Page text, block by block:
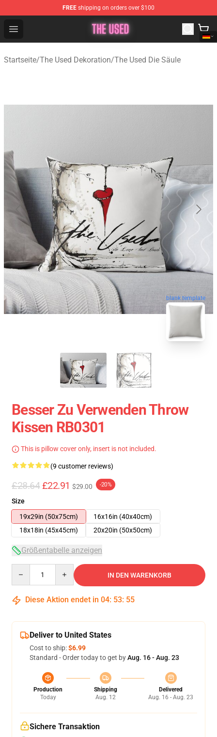
FREE shipping on orders over $100
Open menu
The Used Store - Official The Used Merchandise Shop
Startseite/The Used Dekoration/The Used Die Säule
blank template
Besser Zu Verwenden Throw
Kissen RB0301
This is pillow cover only, insert is not included.
(9 customer reviews)
£28.64 £22.91 $29.00 -20%
Size
19x29in (50x75cm)
16x16in (40x40cm)
18x18in (45x45cm)
20x20in (50x50cm)
Größentabelle anzeigen
IN DEN WARENKORB
Diese Aktion endet in 04: 53: 54
Deliver to United States
Cost to ship:$6.99
Standard - Order today to get byAug. 16 - Aug. 23
Production
Today
Shipping
Aug. 12
Delivered
Aug. 16 - Aug. 23
Sichere Transaktion